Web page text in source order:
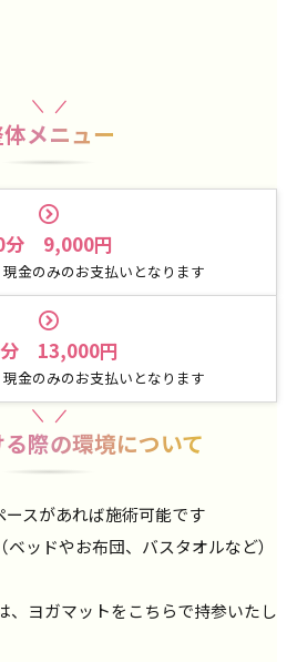
メニュー
分 9,000円
金のみのお支払いとなります
13,000円
金のみのお支払いとなります
際の環境について
ースがあれば施術可能です
ッドやお布団、バスタオルなど）
、ヨガマットをこちらで持参いたし